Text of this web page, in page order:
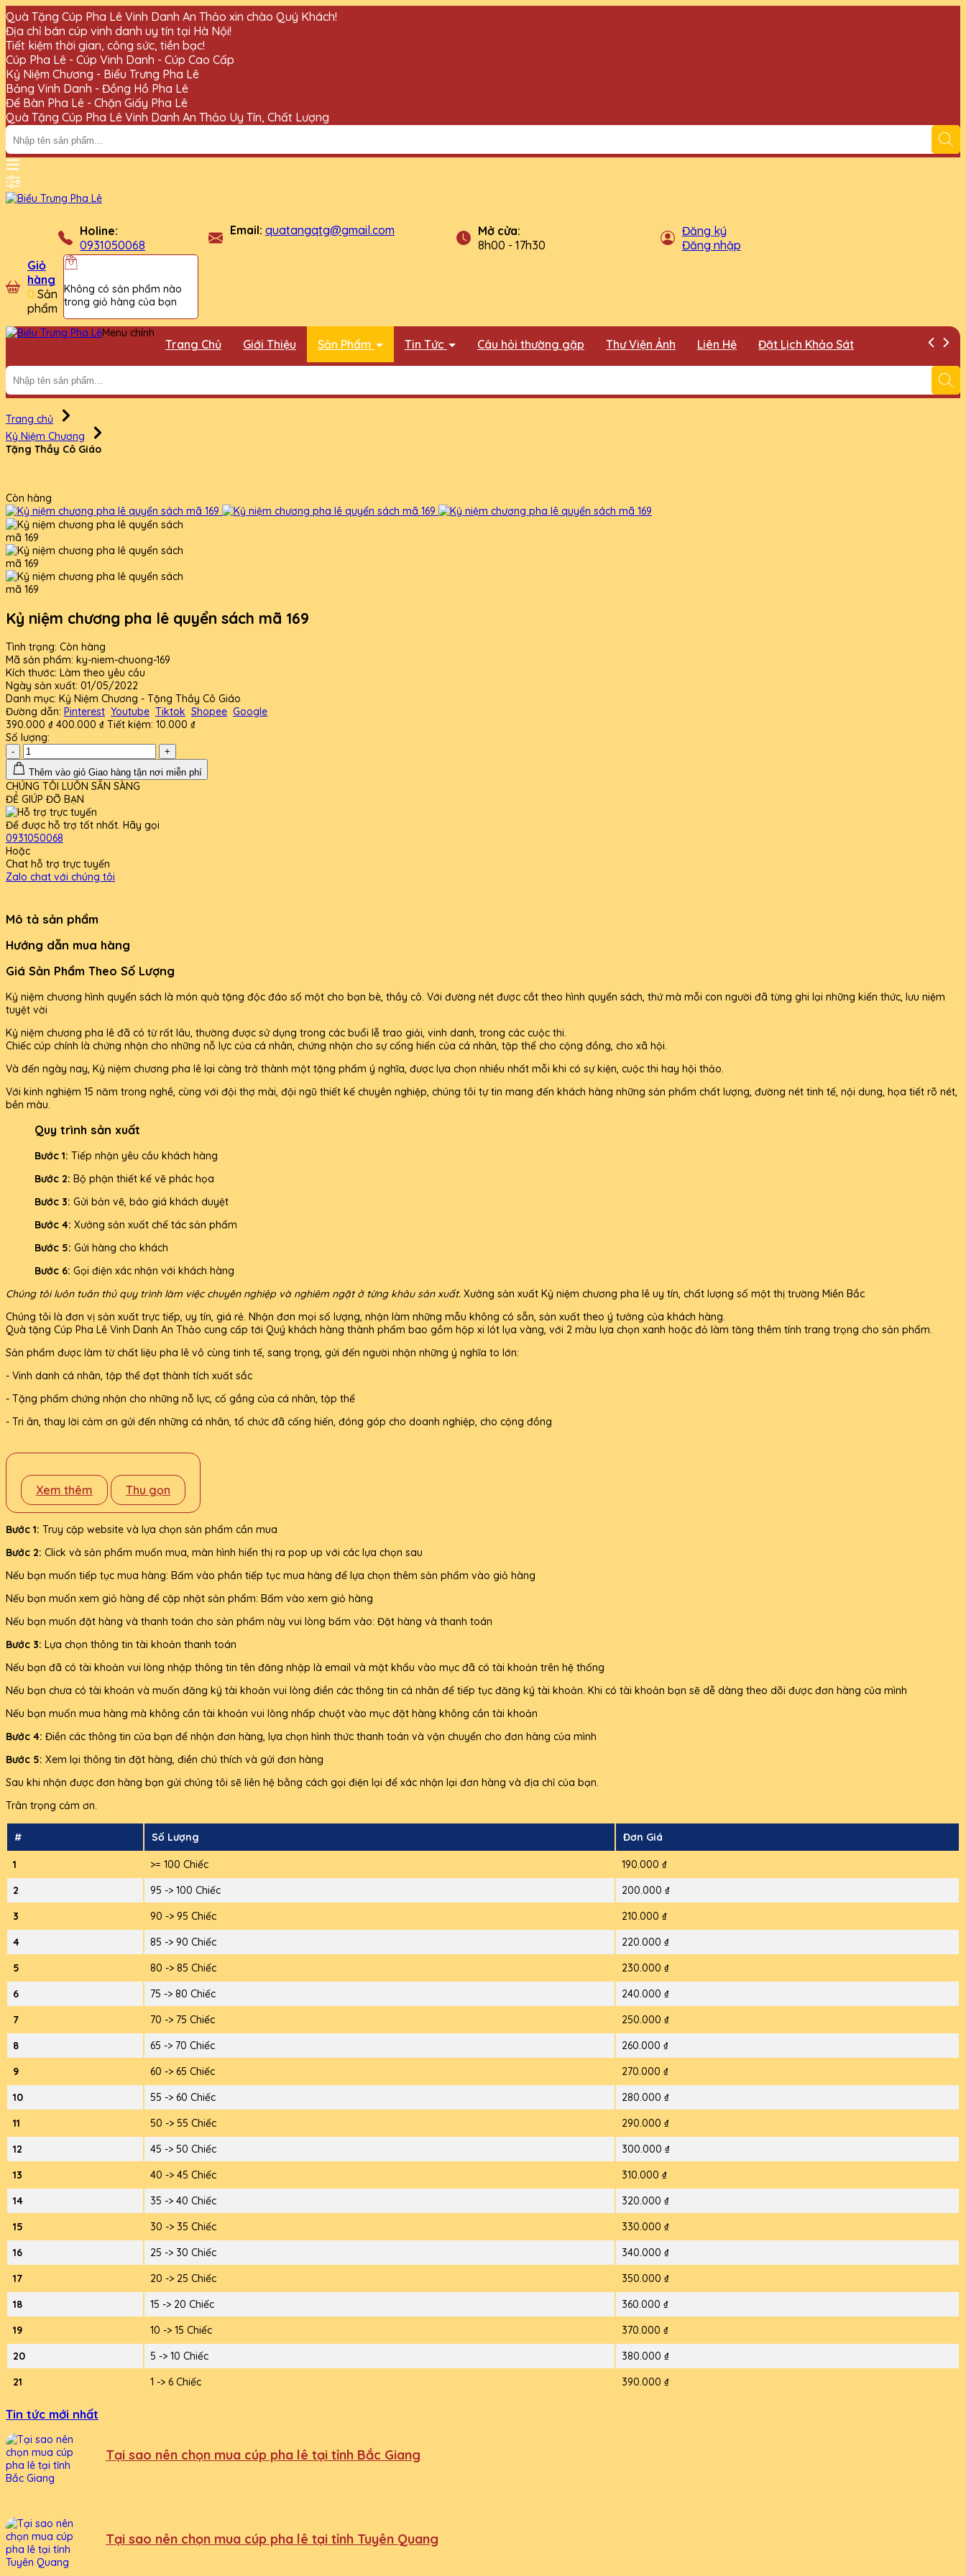
Quà Tặng Cúp Pha Lê Vinh Danh An Thảo xin chào Quý Khách!
Địa chỉ bán cúp vinh danh uy tín tại Hà Nội!
Tiết kiệm thời gian, công sức, tiền bạc!
Cúp Pha Lê - Cúp Vinh Danh - Cúp Cao Cấp
Kỷ Niệm Chương - Biểu Trưng Pha Lê
Bảng Vinh Danh - Đồng Hồ Pha Lê
Để Bàn Pha Lê - Chặn Giấy Pha Lê
Quà Tặng Cúp Pha Lê Vinh Danh An Thảo Uy Tín, Chất Lượng
Holine:
0931050068
Email: quatangqtg@gmail.com
Mở cửa:
8h00 - 17h30
Đăng ký
Đăng nhập
Giỏ
hàng
0 Sản
phẩm
Không có sản phẩm nào
trong giỏ hàng của bạn
Menu chính
Trang Chủ Giới Thiệu Sản Phẩm Tin Tức Câu hỏi thường gặp Thư Viện Ảnh Liên Hệ Đặt Lịch Khảo Sát
Trang chủ
Kỷ Niệm Chương
Tặng Thầy Cô Giáo
Còn hàng
Kỷ niệm chương pha lê quyển sách mã 169
Tình trạng: Còn hàng
Mã sản phẩm: ky-niem-chuong-169
Kích thước: Làm theo yêu cầu
Ngày sản xuất: 01/05/2022
Danh mục: Kỷ Niệm Chương - Tặng Thầy Cô Giáo
Đường dẫn: Pinterest Youtube Tiktok Shopee Google
390.000 ₫ 400.000 ₫ Tiết kiệm: 10.000 ₫
Số lượng:
-
+
Thêm vào giỏ Giao hàng tận nơi miễn phí
CHÚNG TÔI LUÔN SẴN SÀNG
ĐỂ GIÚP ĐỠ BẠN
Để được hỗ trợ tốt nhất. Hãy gọi
0931050068
Hoặc
Chat hỗ trợ trực tuyến
Zalo chat với chúng tôi
Mô tả sản phẩm
Hướng dẫn mua hàng
Giá Sản Phẩm Theo Số Lượng
Kỷ niệm chương hình quyển sách là món quà tặng độc đáo số một cho bạn bè, thầy cô. Với đường nét được cắt theo hình quyển sách, thứ mà mỗi con người đã từng ghi lại những kiến thức, lưu niệm
tuyệt vời
Kỷ niệm chương pha lê đã có từ rất lâu, thường được sử dụng trong các buổi lễ trao giải, vinh danh, trong các cuộc thi.
Chiếc cúp chính là chứng nhận cho những nỗ lực của cá nhân, chứng nhận cho sự cống hiến của cá nhân, tập thể cho cộng đồng, cho xã hội.
Và đến ngày nay, Kỷ niệm chương pha lê lại càng trở thành một tặng phẩm ý nghĩa, được lựa chọn nhiều nhất mỗi khi có sự kiện, cuộc thi hay hội thảo.
Với kinh nghiệm 15 năm trong nghề, cùng với đội thợ mài, đội ngũ thiết kế chuyên nghiệp, chúng tôi tự tin mang đến khách hàng những sản phẩm chất lượng, đường nét tinh tế, nội dung, họa tiết rõ nét,
bền màu.
Quy trình sản xuất
Bước 1: Tiếp nhận yêu cầu khách hàng
Bước 2: Bộ phận thiết kế vẽ phác họa
Bước 3: Gửi bản vẽ, báo giá khách duyệt
Bước 4: Xưởng sản xuất chế tác sản phẩm
Bước 5: Gửi hàng cho khách
Bước 6: Gọi điện xác nhận với khách hàng
Chúng tôi luôn tuân thủ quy trình làm việc chuyên nghiệp và nghiêm ngặt ở từng khâu sản xuất. Xưởng sản xuất Kỷ niệm chương pha lê uy tín, chất lượng số một thị trường Miền Bắc
Chúng tôi là đơn vị sản xuất trực tiếp, uy tín, giá rẻ. Nhận đơn mọi số lượng, nhận làm những mẫu không có sẵn, sản xuất theo ý tưởng của khách hàng.
Quà tặng Cúp Pha Lê Vinh Danh An Thảo cung cấp tới Quý khách hàng thành phẩm bao gồm hộp xi lót lụa vàng, với 2 màu lựa chọn xanh hoặc đỏ làm tăng thêm tính trang trọng cho sản phẩm.
Sản phẩm được làm từ chất liệu pha lê vô cùng tinh tế, sang trọng, gửi đến người nhận những ý nghĩa to lớn:
- Vinh danh cá nhân, tập thể đạt thành tích xuất sắc
- Tặng phẩm chứng nhận cho những nỗ lực, cố gắng của cá nhân, tập thể
- Tri ân, thay lời cảm ơn gửi đến những cá nhân, tổ chức đã cống hiến, đóng góp cho doanh nghiệp, cho cộng đồng
Xem thêm Thu gọn
Bước 1: Truy cập website và lựa chọn sản phẩm cần mua
Bước 2: Click và sản phẩm muốn mua, màn hình hiển thị ra pop up với các lựa chọn sau
Nếu bạn muốn tiếp tục mua hàng: Bấm vào phần tiếp tục mua hàng để lựa chọn thêm sản phẩm vào giỏ hàng
Nếu bạn muốn xem giỏ hàng để cập nhật sản phẩm: Bấm vào xem giỏ hàng
Nếu bạn muốn đặt hàng và thanh toán cho sản phẩm này vui lòng bấm vào: Đặt hàng và thanh toán
Bước 3: Lựa chọn thông tin tài khoản thanh toán
Nếu bạn đã có tài khoản vui lòng nhập thông tin tên đăng nhập là email và mật khẩu vào mục đã có tài khoản trên hệ thống
Nếu bạn chưa có tài khoản và muốn đăng ký tài khoản vui lòng điền các thông tin cá nhân để tiếp tục đăng ký tài khoản. Khi có tài khoản bạn sẽ dễ dàng theo dõi được đơn hàng của mình
Nếu bạn muốn mua hàng mà không cần tài khoản vui lòng nhấp chuột vào mục đặt hàng không cần tài khoản
Bước 4: Điền các thông tin của bạn để nhận đơn hàng, lựa chọn hình thức thanh toán và vận chuyển cho đơn hàng của mình
Bước 5: Xem lại thông tin đặt hàng, điền chú thích và gửi đơn hàng
Sau khi nhận được đơn hàng bạn gửi chúng tôi sẽ liên hệ bằng cách gọi điện lại để xác nhận lại đơn hàng và địa chỉ của bạn.
Trân trọng cảm ơn.
# Số Lượng Đơn Giá
1 >= 100 Chiếc
190.000 ₫
2
95 -> 100 Chiếc
200.000 ₫
3
90 -> 95 Chiếc
210.000 ₫
4
85 -> 90 Chiếc
220.000 ₫
5
80 -> 85 Chiếc
230.000 ₫
6
75 -> 80 Chiếc
240.000 ₫
7
70 -> 75 Chiếc
250.000 ₫
8
65 -> 70 Chiếc
260.000 ₫
9
60 -> 65 Chiếc
270.000 ₫
10
55 -> 60 Chiếc
280.000 ₫
11
50 -> 55 Chiếc
290.000 ₫
12
45 -> 50 Chiếc
300.000 ₫
13
40 -> 45 Chiếc
310.000 ₫
14
35 -> 40 Chiếc
320.000 ₫
15
30 -> 35 Chiếc
330.000 ₫
16
25 -> 30 Chiếc
340.000 ₫
17
20 -> 25 Chiếc
350.000 ₫
18
15 -> 20 Chiếc
360.000 ₫
19
10 -> 15 Chiếc
370.000 ₫
20
5 -> 10 Chiếc
380.000 ₫
21
1 -> 6 Chiếc 390.000 ₫
Tin tức mới nhất
Tại sao nên chọn mua cúp pha lê tại tỉnh Bắc Giang
Tại sao nên chọn mua cúp pha lê tại tỉnh Tuyên Quang